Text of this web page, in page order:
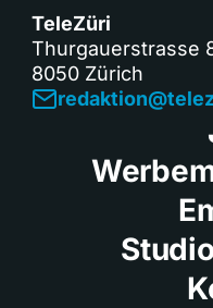
TeleZüri
Thurgauerstrasse
8050 Zürich